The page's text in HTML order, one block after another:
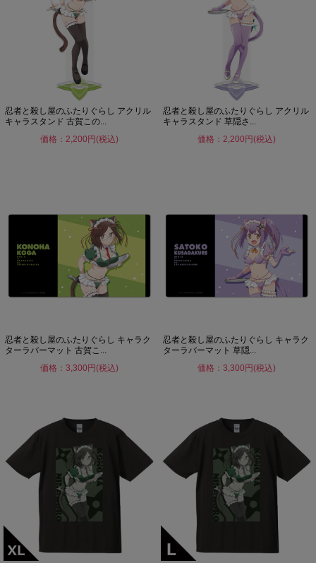
忍者と殺し屋のふたりぐらし アクリル
キャラスタンド 古賀この...
価格：2,200円(税込)
忍者と殺し屋のふたりぐらし アクリル
キャラスタンド 草隠さ...
価格：2,200円(税込)
忍者と殺し屋のふたりぐらし キャラク
ターラバーマット 古賀こ...
価格：3,300円(税込)
忍者と殺し屋のふたりぐらし キャラク
ターラバーマット 草隠...
価格：3,300円(税込)